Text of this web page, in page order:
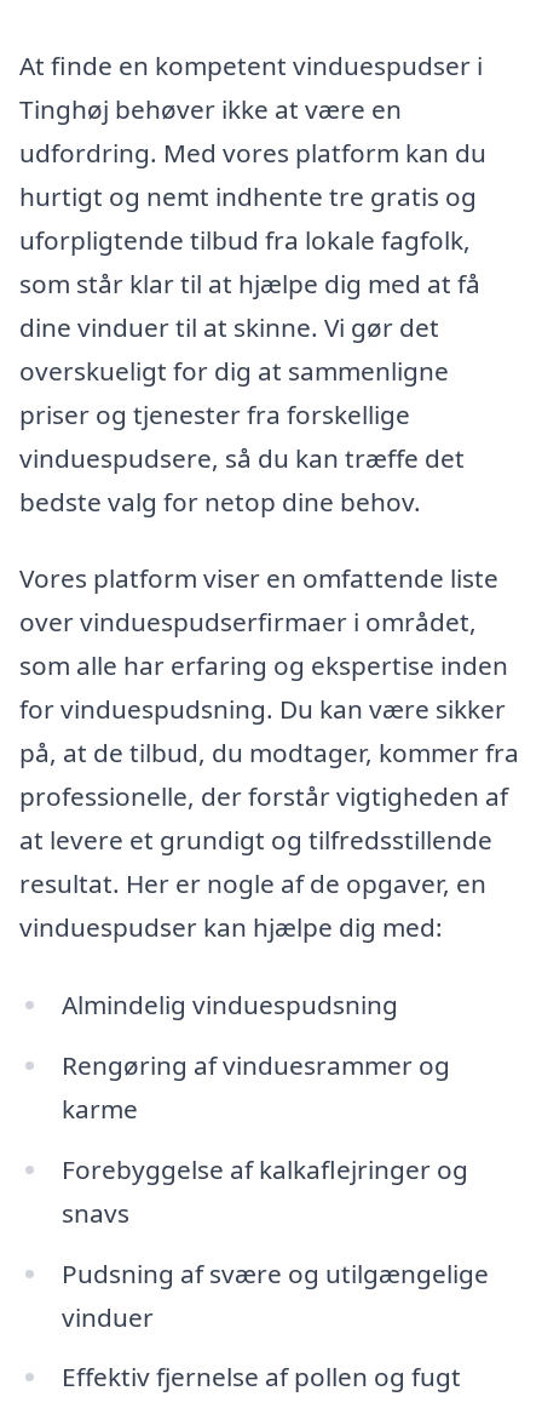
At finde en kompetent vinduespudser i
Tinghøj behøver ikke at være en
udfordring. Med vores platform kan du
hurtigt og nemt indhente tre gratis og
uforpligtende tilbud fra lokale fagfolk,
som står klar til at hjælpe dig med at få
dine vinduer til at skinne. Vi gør det
overskueligt for dig at sammenligne
priser og tjenester fra forskellige
vinduespudsere, så du kan træffe det
bedste valg for netop dine behov.
Vores platform viser en omfattende liste
over vinduespudserfirmaer i området,
som alle har erfaring og ekspertise inden
for vinduespudsning. Du kan være sikker
på, at de tilbud, du modtager, kommer fra
professionelle, der forstår vigtigheden af
at levere et grundigt og tilfredsstillende
resultat. Her er nogle af de opgaver, en
vinduespudser kan hjælpe dig med:
Almindelig vinduespudsning
Rengøring af vinduesrammer og
karme
Forebyggelse af kalkaflejringer og
snavs
Pudsning af svære og utilgængelige
vinduer
Effektiv fjernelse af pollen og fugt